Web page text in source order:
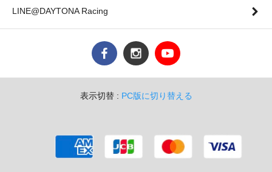
LINE@DAYTONA Racing
表示切替 : PC版に切り替える